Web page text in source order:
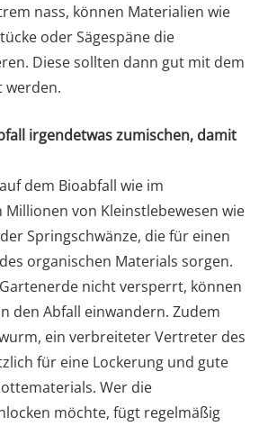
nass, können Materialien wie
oder Sägespäne die
Diese sollten dann gut mit dem
werden.
irgendetwas zumischen, damit
dem Bioabfall wie im
von Kleinstlebewesen wie
Springschwänze, die für einen
organischen Materials sorgen.
nicht versperrt, können
den Abfall einwandern. Zudem
ein verbreiteter Vertreter des
für eine Lockerung und gute
Wer die
möchte, fügt regelmäßig